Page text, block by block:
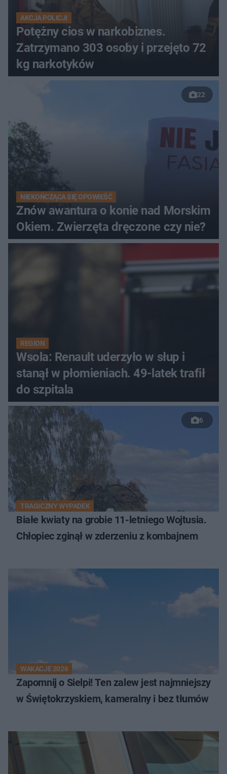
AKCJA POLICJI
Potężny cios w narkobiznes.
Zatrzymano 303 osoby i przejęto 72
kg narkotyków
22
NIEKOŃCZĄCA SIĘ OPOWIEŚĆ
Znów awantura o konie nad Morskim
Okiem. Zwierzęta dręczone czy nie?
REGION
Wsola: Renault uderzyło w słup i
stanął w płomieniach. 49-latek trafił
do szpitala
6
TRAGICZNY WYPADEK
Białe kwiaty na grobie 11-letniego Wojtusia.
Chłopiec zginął w zderzeniu z kombajnem
WAKACJE 2026
Zapomnij o Sielpi! Ten zalew jest najmniejszy
w Świętokrzyskiem, kameralny i bez tłumów